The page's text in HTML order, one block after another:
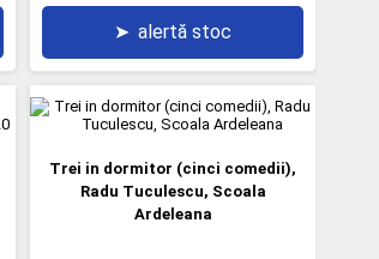
➤ alertă stoc
Trei in dormitor (cinci comedii),
Radu Tuculescu, Scoala
Ardeleana